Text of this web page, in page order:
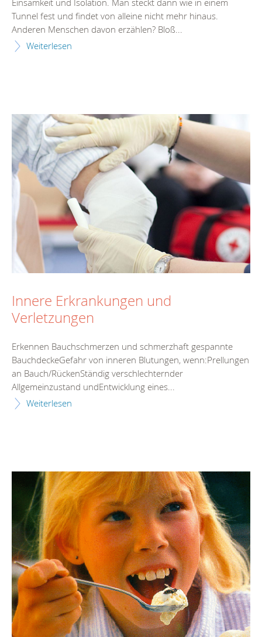
Einsamkeit und Isolation. Man steckt dann wie in einem
Tunnel fest und findet von alleine nicht mehr hinaus.
Anderen Menschen davon erzählen? Bloß...
Weiterlesen
Innere Erkrankungen und
Verletzungen
Erkennen Bauchschmerzen und schmerzhaft gespannte
BauchdeckeGefahr von inneren Blutungen, wenn:Prellungen
an Bauch/RückenStändig verschlechternder
Allgemeinzustand undEntwicklung eines...
Weiterlesen